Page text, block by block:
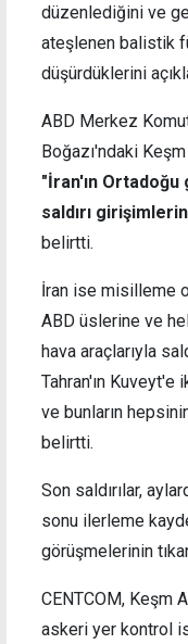
düzenlediğini ve
ateşlenen balistik
düşürdüklerini
ABD Merkez
Boğazı'ndaki Keşm
"İran'ın
saldırı
belirtti.
İran ise misilleme
ABD üslerine ve
hava araçlarıyla
Tahran'ın Kuveyt'e
ve bunların
belirtti.
Son saldırılar,
sonu ilerleme
görüşmelerinin
CENTCOM, Keşm
askeri yer kontrol